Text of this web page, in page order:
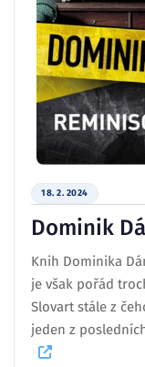
18. 2. 2024
Dominik
Knih Dominika
je však pořád
Slovart stále z
jeden z